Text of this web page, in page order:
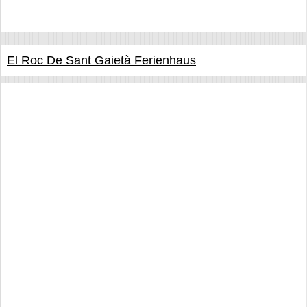
El Roc De Sant Gaietà Ferienhaus